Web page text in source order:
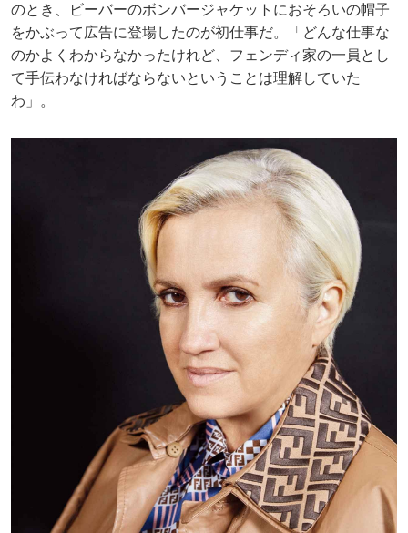
のとき、ビーバーのボンバージャケットにおそろいの帽子
をかぶって広告に登場したのが初仕事だ。「どんな仕事な
のかよくわからなかったけれど、フェンディ家の一員とし
て手伝わなければならないということは理解していた
わ」。